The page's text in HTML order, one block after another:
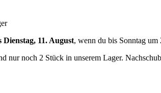
11. August, wenn du bis Sonntag
nur noch 2 Stück in unserem Lager.